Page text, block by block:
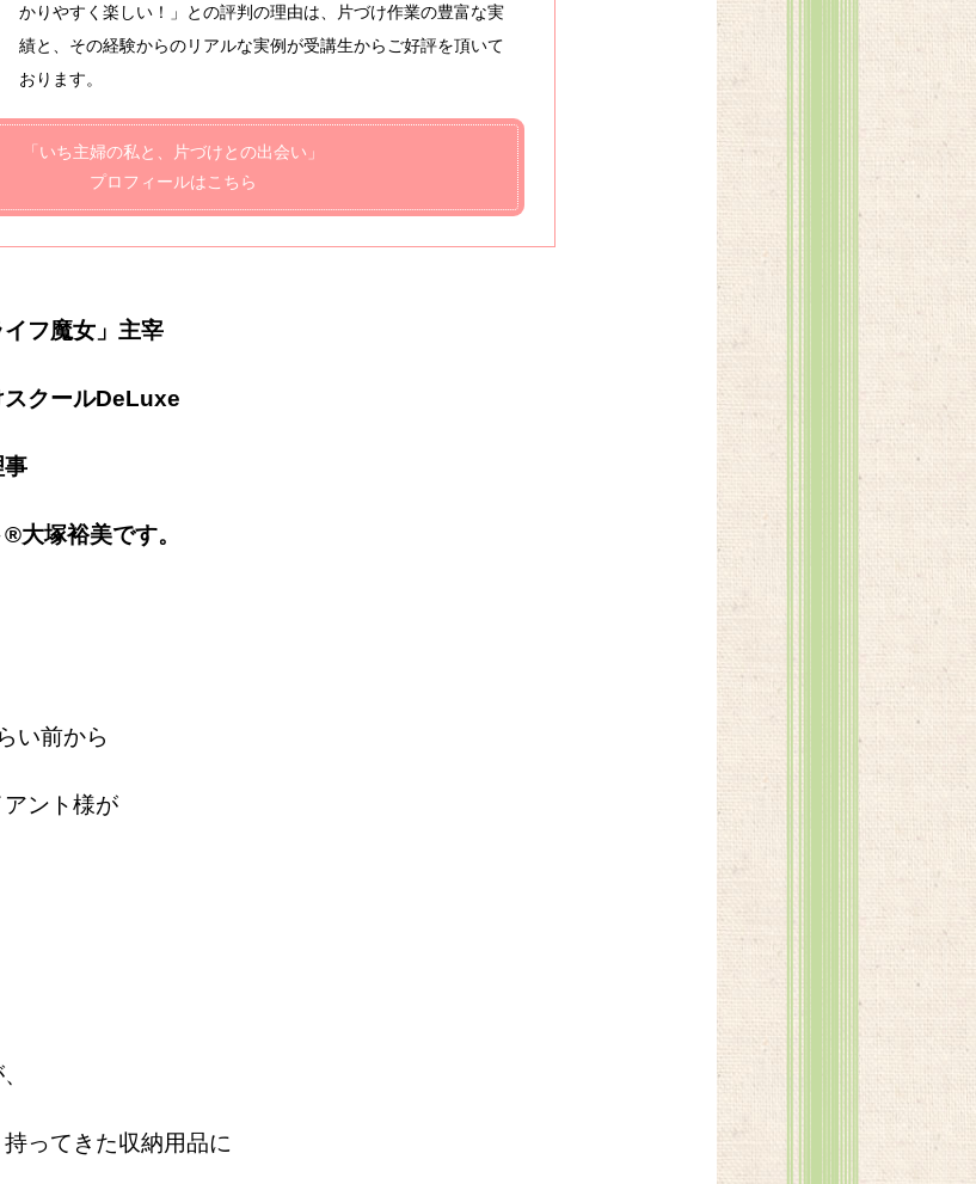
かりやすく楽しい！」との評判の理由は、片づけ作業の豊富な実
績と、その経験からのリアルな実例が受講生からご好評を頂いて
おります。
「いち主婦の私と、片づけとの出会い」
プロフィールはこちら
フ魔女」主宰
クールDeLuxe
事
大塚裕美です。
い前から
アント様が
持ってきた収納用品に